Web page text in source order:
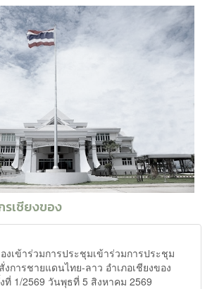
เชียงของ
งเข้าร่วมการประชุมเข้าร่วมการประชุม
การชายแดนไทย-ลาว อำเภอเชียงของ
ที่ 1/2569 วันพุธที่ 5 สิงหาคม 2569